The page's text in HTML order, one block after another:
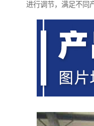
进行调节，满足不同